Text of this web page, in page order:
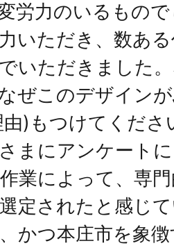
労力のいるもの
いただき、数あ
いただきました
ぜこのデザイン
由)もつけてくだ
まにアンケート
業によって、専
定されたと感じ
かつ本庄市を象